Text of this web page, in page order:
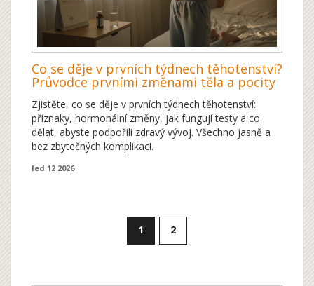
Co se děje v prvních týdnech těhotenství?
Průvodce prvními změnami těla a pocity
Zjistěte, co se děje v prvních týdnech těhotenství:
příznaky, hormonální změny, jak fungují testy a co
dělat, abyste podpořili zdravý vývoj. Všechno jasně a
bez zbytečných komplikací.
led 12 2026
1 2